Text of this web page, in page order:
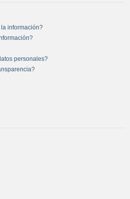
información?
personales?